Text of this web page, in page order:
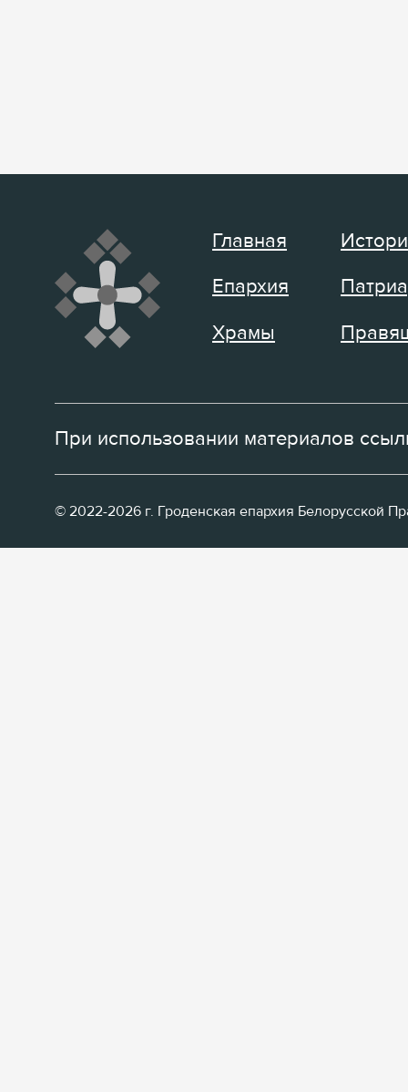
Главная
Епархия
Храмы
При использовании материалов
© 2022-2026 г. Гроденская епархия Белорусской